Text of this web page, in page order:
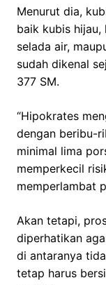
Menurut dia,
baik kubis
selada air,
sudah dikenal
377 SM.
“Hipokrates
dengan beribu-
minimal lima
memperkecil
memperlambat
Akan tetapi,
diperhatikan
di antaranya
tetap harus